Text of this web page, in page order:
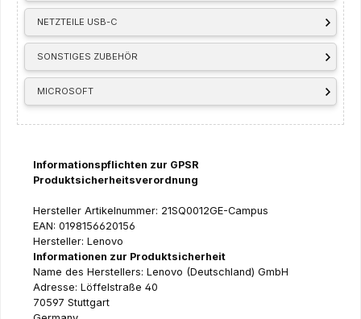
NETZTEILE USB-C
SONSTIGES ZUBEHÖR
MICROSOFT
Informationspflichten zur GPSR
Produktsicherheitsverordnung
Hersteller Artikelnummer: 21SQ0012GE-Campus
EAN: 0198156620156
Hersteller: Lenovo
Informationen zur Produktsicherheit
Name des Herstellers: Lenovo (Deutschland) GmbH
Adresse: Löffelstraße 40
70597 Stuttgart